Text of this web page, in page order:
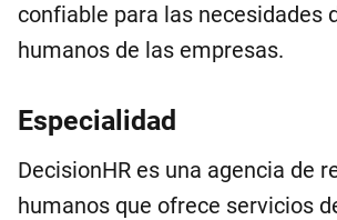
confiable para las necesidades
humanos de las empresas.
Especialidad
DecisionHR es una agencia de
humanos que ofrece servicios